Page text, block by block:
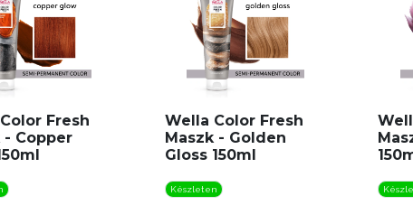
Fresh
- Copper
Wella Color Fresh
Maszk - Golden
Gloss 150ml
Készleten